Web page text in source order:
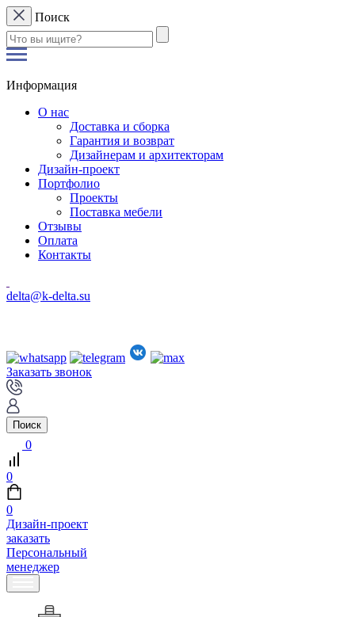
Поиск
Информация
О нас
Доставка и сборка
Гарантия и возврат
Дизайнерам и архитекторам
Дизайн-проект
Портфолио
Проекты
Поставка мебели
Отзывы
Оплата
Контакты
delta@k-delta.su
Заказать звонок
Поиск
0
0
0
Дизайн-проект
заказать
Персональный
менеджер